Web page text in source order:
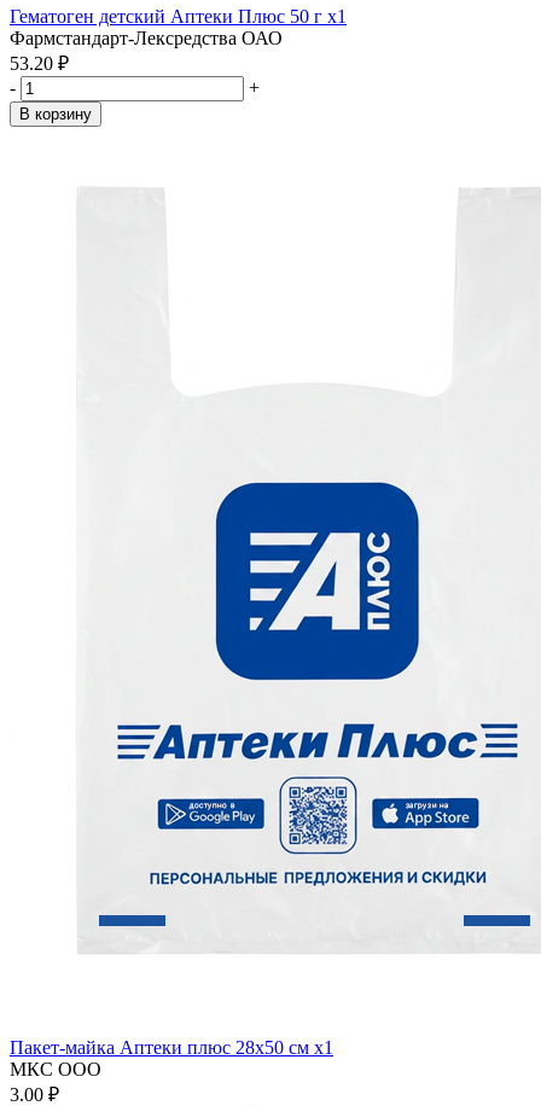
Гематоген детский Аптеки Плюс 50 г x1
Фармстандарт-Лексредства ОАО
53.20 ₽
-
+
В корзину
Пакет-майка Аптеки плюс 28х50 см x1
МКС ООО
3.00 ₽